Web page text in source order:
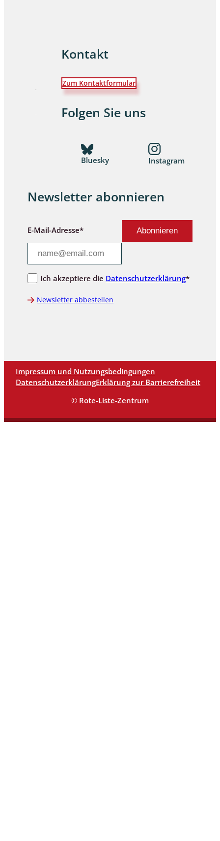
Kontakt
Zum Kontaktformular
Folgen Sie uns
Bluesky Instagram
Newsletter abonnieren
E-Mail-Adresse*
Ich akzeptiere die Datenschutzerklärung*
Newsletter abbestellen
Impressum und Nutzungsbedingungen
DatenschutzerklärungErklärung zur Barrierefreiheit
© Rote-Liste-Zentrum